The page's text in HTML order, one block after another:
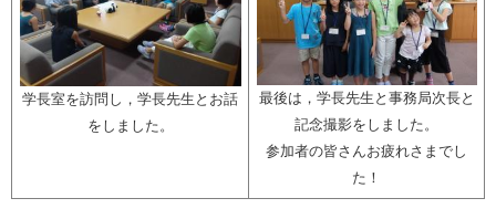
学長室を訪問し，学長先生とお話
をしました。
最後は，学長先生と事務局次長と
記念撮影をしました。
参加者の皆さんお疲れさまでし
た！